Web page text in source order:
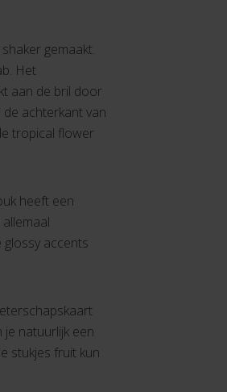
gemaakt.
Het
aan de bril door
achterkant van
tropical flower
heeft een
accents
natuurlijk een
stukjes fruit kun